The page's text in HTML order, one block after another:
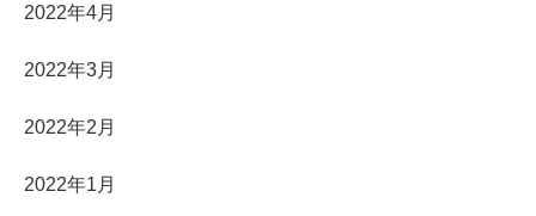
2022年4月
2022年3月
2022年2月
2022年1月